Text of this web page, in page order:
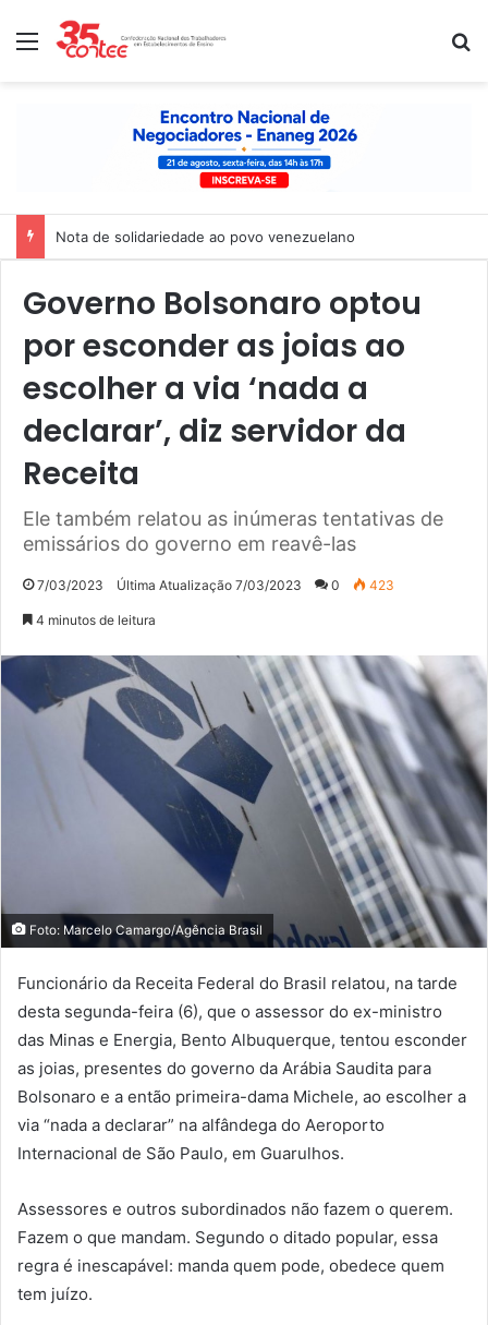
Menu
Nota de solidariedade ao povo venezuelano
Governo Bolsonaro optou
por esconder as joias ao
escolher a via ‘nada a
declarar’, diz servidor da
Receita
Ele também relatou as inúmeras tentativas de
emissários do governo em reavê-las
7/03/2023 Última Atualização 7/03/2023 0 423
4 minutos de leitura
Foto: Marcelo Camargo/Agência Brasil
Funcionário da Receita Federal do Brasil relatou, na tarde
desta segunda-feira (6), que o assessor do ex-ministro
das Minas e Energia, Bento Albuquerque, tentou esconder
as joias, presentes do governo da Arábia Saudita para
Bolsonaro e a então primeira-dama Michele, ao escolher a
via “nada a declarar” na alfândega do Aeroporto
Internacional de São Paulo, em Guarulhos.
Assessores e outros subordinados não fazem o querem.
Fazem o que mandam. Segundo o ditado popular, essa
regra é inescapável: manda quem pode, obedece quem
tem juízo.